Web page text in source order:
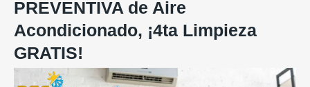
PREVENTIVA de Aire
Acondicionado, ¡4ta Limpieza
GRATIS!